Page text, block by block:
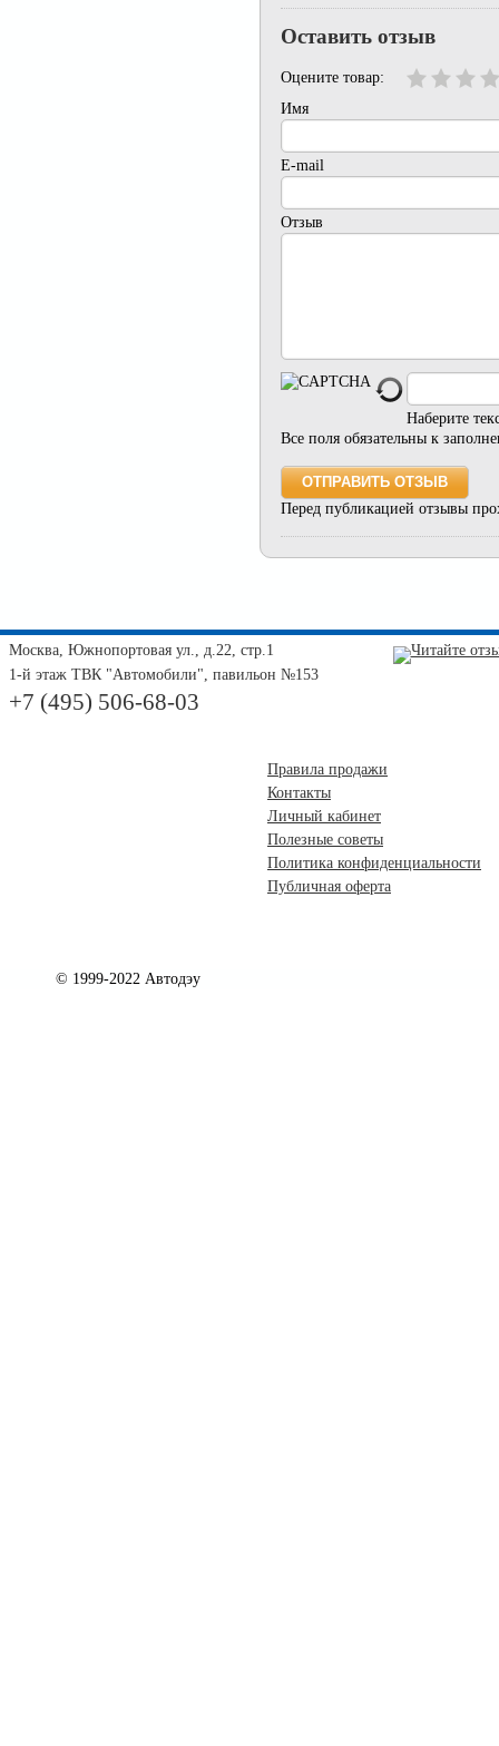
Оставить отзыв
Оцените товар:
Имя
E-mail
Отзыв
Наберите
Все поля обязательны к
Перед публикацией отзывы
Москва, Южнопортовая ул., д.22, стр.1
1-й этаж ТВК "Автомобили", павильон №153
+7 (495) 506-68-03
Правила продажи
Контакты
Личный кабинет
Полезные советы
Политика конфиденциальности
Публичная оферта
© 1999-2022 Автодэу